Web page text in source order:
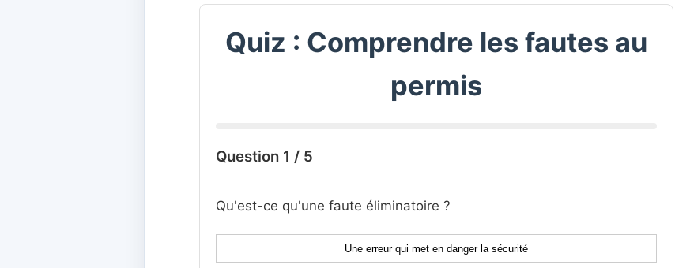
Quiz : Comprendre les fautes au
permis
Question 1 / 5
Qu'est-ce qu'une faute éliminatoire ?
Une erreur qui met en danger la sécurité